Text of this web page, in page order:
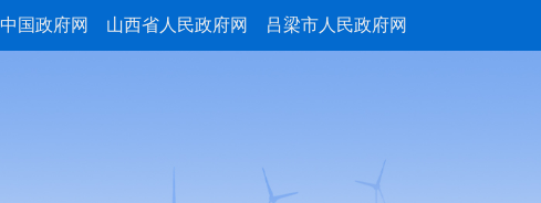
中国政府网 山西省人民政府网 吕梁市人民政府网